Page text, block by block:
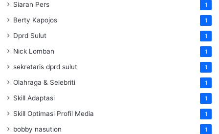
Siaran Pers 1
Berty Kapojos 1
Dprd Sulut 1
Nick Lomban 1
sekretaris dprd sulut 1
Olahraga & Selebriti 1
Skill Adaptasi 1
Skill Optimasi Profil Media 1
bobby nasution 1